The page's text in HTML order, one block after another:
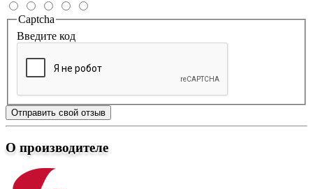
Captcha
Введите код
Отправить свой отзыв
О производителе